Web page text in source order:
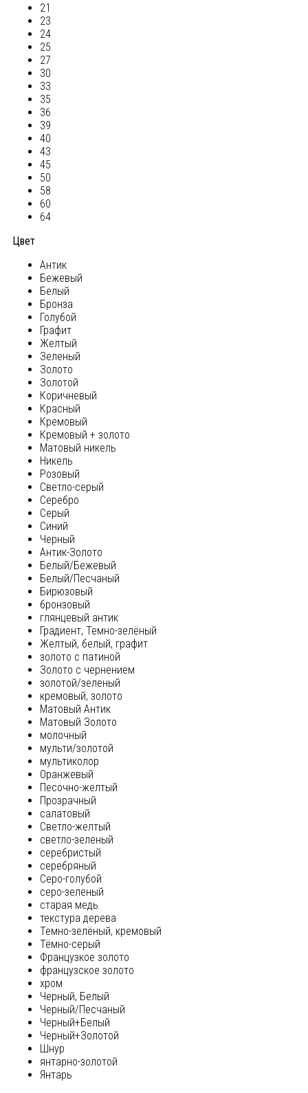
21
23
24
25
27
30
33
35
36
39
40
43
45
50
58
60
64
Цвет
Антик
Бежевый
Белый
Бронза
Голубой
Графит
Желтый
Зеленый
Золото
Золотой
Коричневый
Красный
Кремовый
Кремовый + золото
Матовый никель
Никель
Розовый
Светло-серый
Серебро
Серый
Синий
Черный
Антик-Золото
Белый/Бежевый
Белый/Песчаный
Бирюзовый
бронзовый
глянцевый антик
Градиент, Темно-зелёный
Желтый, белый, графит
золото с патиной
Золото с чернением
золотой/зеленый
кремовый, золото
Матовый Антик
Матовый Золото
молочный
мульти/золотой
мультиколор
Оранжевый
Песочно-желтый
Прозрачный
салатовый
Светло-желтый
светло-зеленый
серебристый
серебряный
Серо-голубой
серо-зеленый
старая медь
текстура дерева
Темно-зелёный, кремовый
Тёмно-серый
Французкое золото
французское золото
хром
Черный, Белый
Черный/Песчаный
Черный+Белый
Черный+Золотой
Шнур
янтарно-золотой
Янтарь